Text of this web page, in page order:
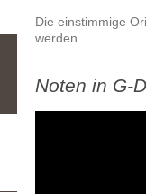
Die einstimmige
werden.
Noten in G-